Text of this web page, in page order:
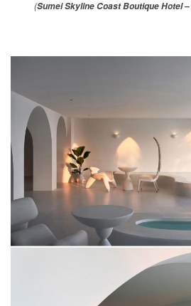
(Sumei Skyline Coast Boutique Hotel –